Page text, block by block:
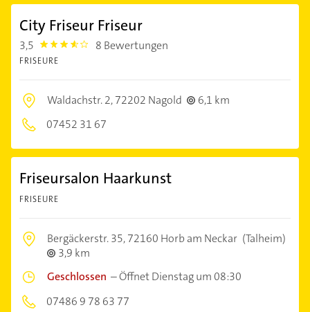
City Friseur Friseur
3,5 3.5 8 Bewertungen
FRISEURE
Waldachstr. 2,72202 Nagold
6,1 km
07452 31 67
Friseursalon Haarkunst
FRISEURE
Bergäckerstr. 35,72160 Horb am Neckar (Talheim)
3,9 km
Geschlossen –Öffnet Dienstag um 08:30
07486 9 78 63 77